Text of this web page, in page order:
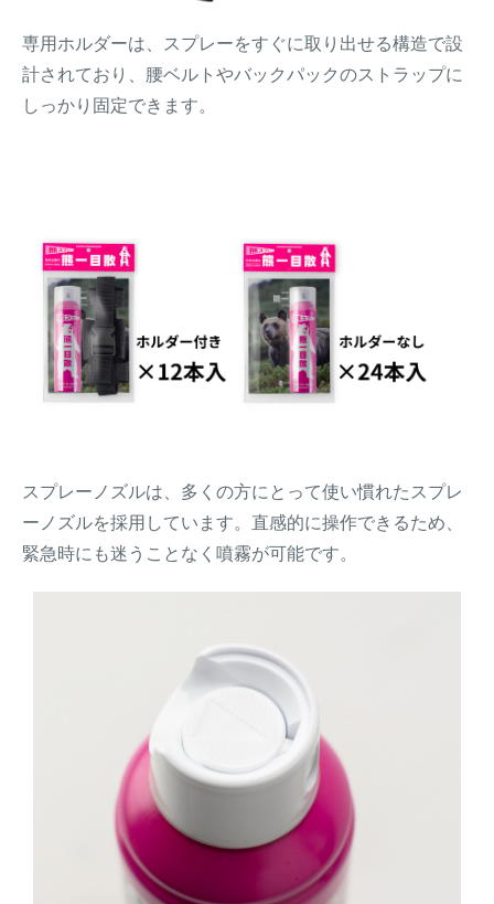
専用ホルダーは、スプレーをすぐに取り出せる構造で設
計されており、腰ベルトやバックパックのストラップに
しっかり固定できます。
スプレーノズルは、多くの方にとって使い慣れたスプレ
ーノズルを採用しています。直感的に操作できるため、
緊急時にも迷うことなく噴霧が可能です。